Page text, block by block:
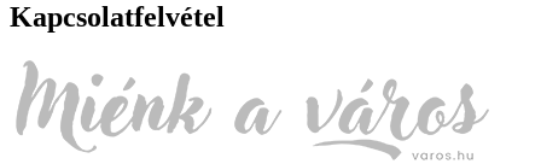
Kapcsolatfelvétel